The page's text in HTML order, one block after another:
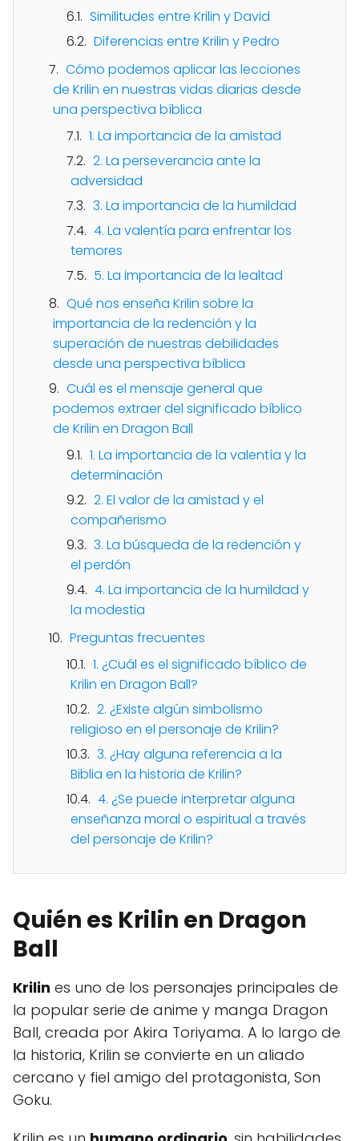
Similitudes entre Krilin y David
Diferencias entre Krilin y Pedro
Cómo podemos aplicar las lecciones
de Krilin en nuestras vidas diarias desde
una perspectiva bíblica
1. La importancia de la amistad
2. La perseverancia ante la
adversidad
3. La importancia de la humildad
4. La valentía para enfrentar los
temores
5. La importancia de la lealtad
Qué nos enseña Krilin sobre la
importancia de la redención y la
superación de nuestras debilidades
desde una perspectiva bíblica
Cuál es el mensaje general que
podemos extraer del significado bíblico
de Krilin en Dragon Ball
1. La importancia de la valentía y la
determinación
2. El valor de la amistad y el
compañerismo
3. La búsqueda de la redención y
el perdón
4. La importancia de la humildad y
la modestia
Preguntas frecuentes
1. ¿Cuál es el significado bíblico de
Krilin en Dragon Ball?
2. ¿Existe algún simbolismo
religioso en el personaje de Krilin?
3. ¿Hay alguna referencia a la
Biblia en la historia de Krilin?
4. ¿Se puede interpretar alguna
enseñanza moral o espiritual a través
del personaje de Krilin?
Quién es Krilin en Dragon
Ball
Krilin es uno de los personajes principales de
la popular serie de anime y manga Dragon
Ball, creada por Akira Toriyama. A lo largo de
la historia, Krilin se convierte en un aliado
cercano y fiel amigo del protagonista, Son
Goku.